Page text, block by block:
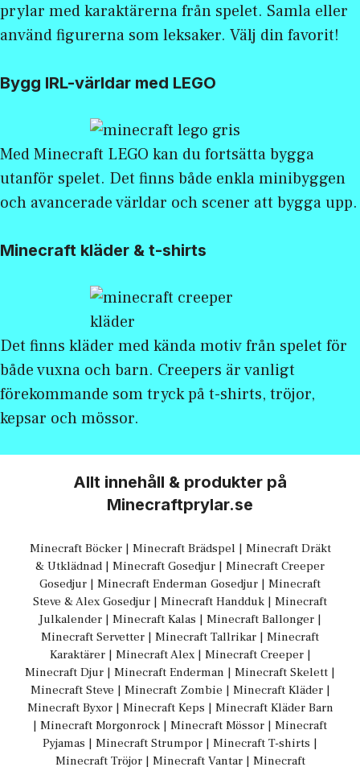
prylar med karaktärerna från spelet. Samla eller
använd figurerna som leksaker. Välj din favorit!
Bygg IRL-världar med LEGO
MedMinecraft LEGO kan du fortsätta bygga
utanför spelet. Det finns både enkla minibyggen
och avancerade världar och scener att bygga upp.
Minecraft kläder & t-shirts
Det finns kläder med kända motiv från spelet för
både vuxna och barn. Creepers är vanligt
förekommande som tryck på t-shirts, tröjor,
kepsar och mössor.
Allt innehåll & produkter på
Minecraftprylar.se
Minecraft Böcker| Minecraft Brädspel | Minecraft Dräkt
& Utklädnad | Minecraft Gosedjur | Minecraft Creeper
Gosedjur | Minecraft Enderman Gosedjur | Minecraft
Steve & Alex Gosedjur | Minecraft Handduk | Minecraft
Julkalender | Minecraft Kalas | Minecraft Ballonger |
Minecraft Servetter | Minecraft Tallrikar | Minecraft
Karaktärer| Minecraft Alex| Minecraft Creeper|
Minecraft Djur | Minecraft Enderman | Minecraft Skelett |
Minecraft Steve | Minecraft Zombie | Minecraft Kläder|
Minecraft Byxor| Minecraft Keps | Minecraft Kläder Barn
| Minecraft Morgonrock | Minecraft Mössor | Minecraft
Pyjamas | Minecraft Strumpor | Minecraft T-shirts |
Minecraft Tröjor| Minecraft Vantar| Minecraft